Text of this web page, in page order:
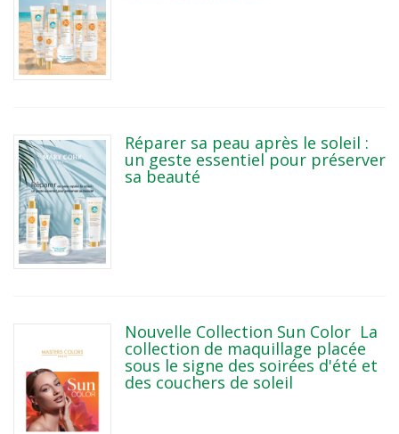
Réparer sa peau après le soleil :
un geste essentiel pour préserver
sa beauté
Nouvelle Collection Sun Color La
collection de maquillage placée
sous le signe des soirées d'été et
des couchers de soleil